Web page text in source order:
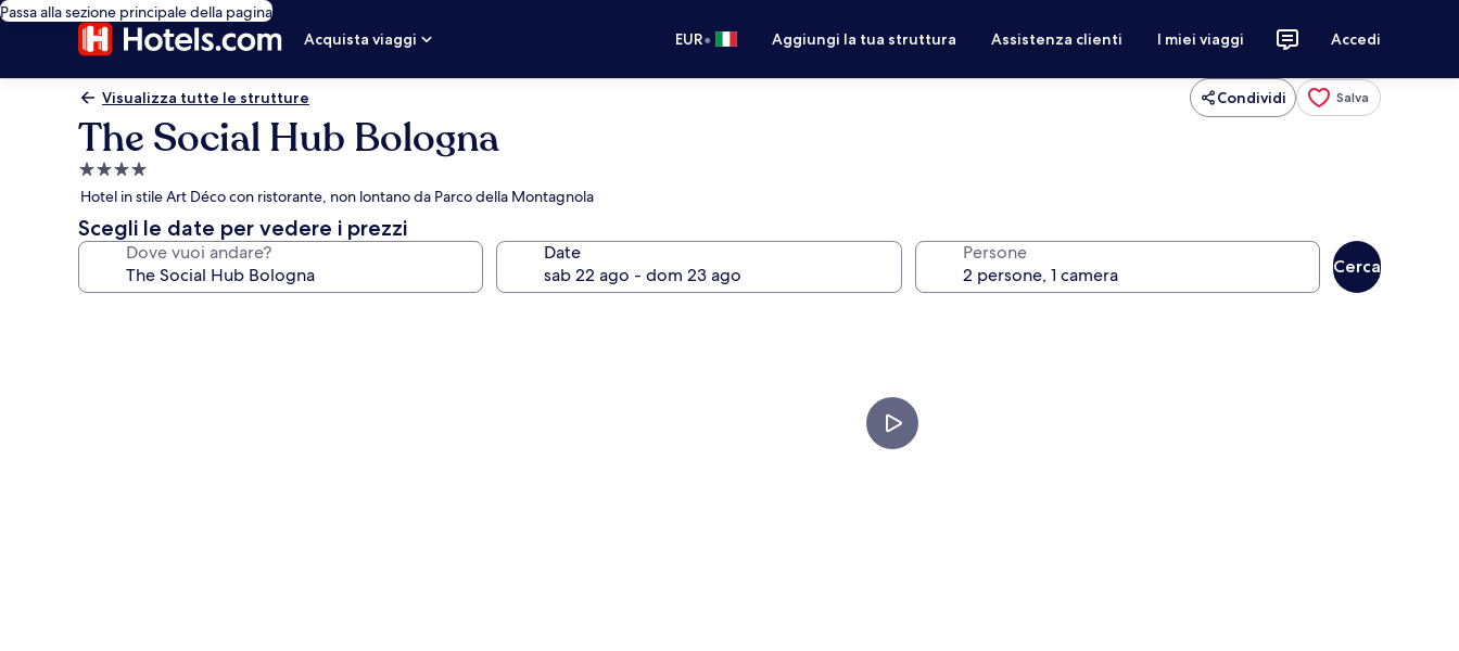
Passa alla sezione principale della pagina
Acquista viaggi
EUR• Aggiungi la tua struttura Assistenza clienti I miei viaggi Accedi
Visualizza tutte le strutture Condividi Salva
The Social Hub Bologna
Struttura
a
4.0
stelle
Hotel in stile Art Déco con ristorante, non lontano da Parco della Montagnola
Scegli le date per vedere i prezzi
Dove vuoi andare? Date Persone
Cerca